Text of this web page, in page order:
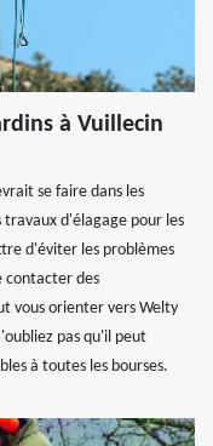
à Vuillecin
se faire dans les
d'élagage pour les
d'éviter les problèmes
contacter des
vous orienter vers Welty
pas qu'il peut
à toutes les bourses.